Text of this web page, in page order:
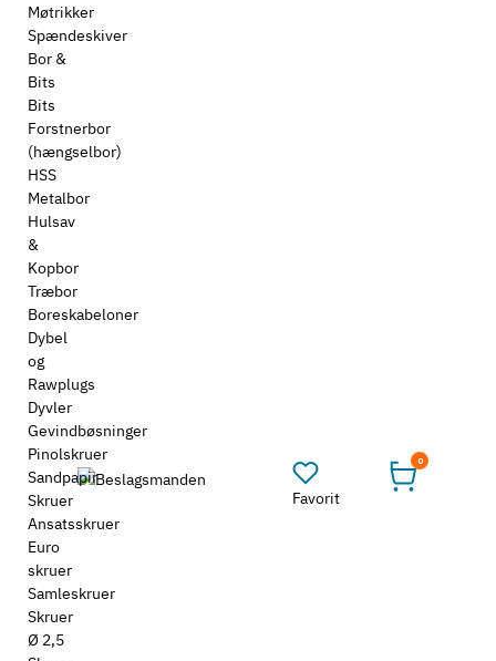
Møtrikker
Spændeskiver
Bor &
Bits
Bits
Forstnerbor
(hængselbor)
HSS
Metalbor
Hulsav
&
Kopbor
Træbor
Boreskabeloner
Dybel
og
Rawplugs
Dyvler
Gevindbøsninger
Pinolskruer
Sandpapir
Skruer
Ansatsskruer
Euro
skruer
Samleskruer
Skruer
Ø 2,5
Favorit
0